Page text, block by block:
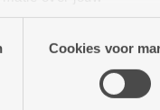
kunnen deze
Cookies voor